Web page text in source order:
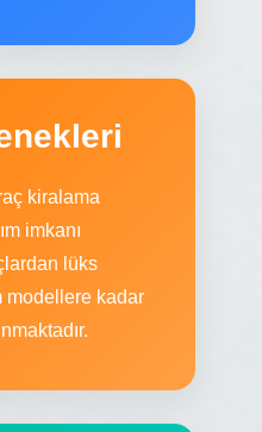
kiralama
imkanı
lüks
modellere kadar